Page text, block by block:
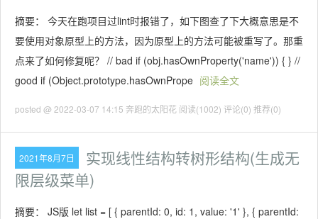
摘要： 今天在跑项目过lint时报错了，如下图查了下大概意思是不
要使用对象原型上的方法，因为原型上的方法可能被重写了。那重
点来了如何修复呢？ // bad if (obj.hasOwnProperty('name')) { } //
good if (Object.prototype.hasOwnPrope 阅读全文
posted @ 2022-03-07 14:15 奔跑的太阳花 阅读(1002) 评论(0) 推荐(0)
2021年8月7日
实现线性结构转树形结构(生成无
限层级菜单)
摘要： JS版 let list = [ { parentId: 0, id: 1, value: '1' }, { parentId: